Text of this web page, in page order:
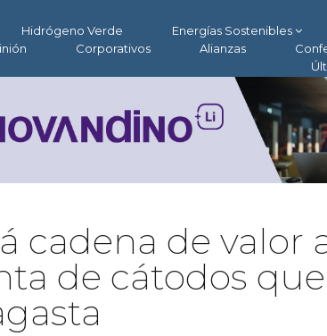
Hidrógeno Verde Energías Sostenibles
Corporativos Alianzas
cadena de valor
de cátodos que